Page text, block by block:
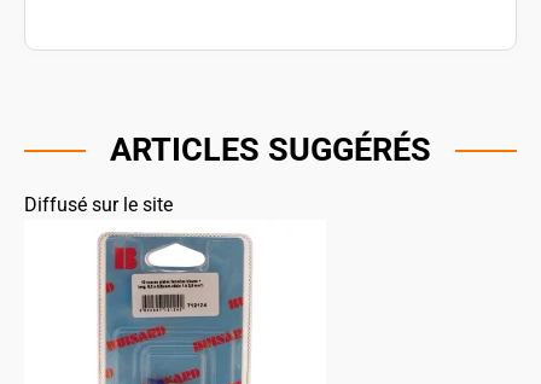
ARTICLES SUGGÉRÉS
Diffusé sur le site